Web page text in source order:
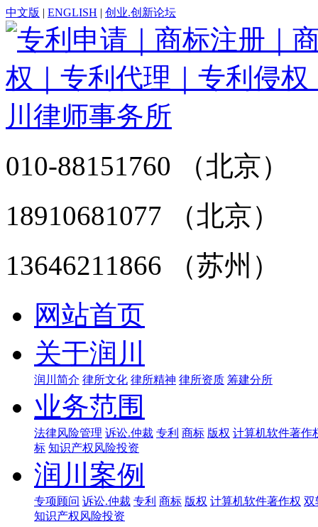
中文版 | ENGLISH | 创业.创新论坛
010-88151760 （北京）
18910681077 （北京）
13646211866 （苏州）
网站首页
关于润川
润川简介 律所文化 律所精神 律所资质 筹建分所
业务范围
法律风险管理 诉讼.仲裁 专利 商标 版权 计算机软件著作
标 知识产权风险投资
润川案例
专项顾问 诉讼.仲裁 专利 商标 版权 计算机软件著作权 双
知识产权风险投资